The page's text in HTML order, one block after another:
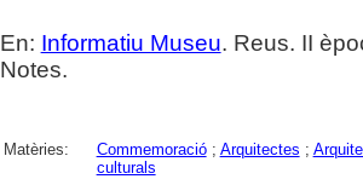
En: Informatiu Museu. Reus. II
Notes.
Matèries: Commemoració; Arquitectes ;
culturals